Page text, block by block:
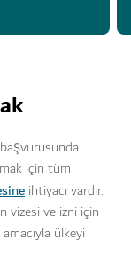
için tüm
ihtiyacı vardır.
vizesi ve izni için
ülkeyi